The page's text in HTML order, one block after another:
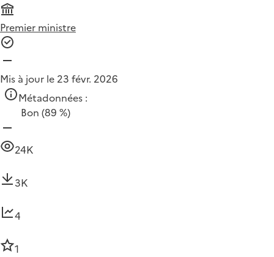
Premier ministre
Mis à jour le 23 févr. 2026
Métadonnées :
Bon (89 %)
24K
3K
4
1